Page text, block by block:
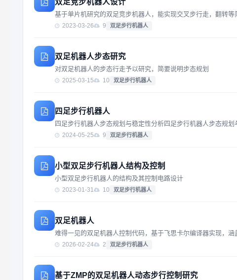
双足竞步机器人设计
基于单片机研究的双足竞步机器人，能实现交叉步行走，翻转等
2023-03-26 9 双足步行机器人
双足机器人步态研究
对双足机器人的步态行走予以研究，简要说明步态规划
2025-03-15 10 双足步行机器人
四足步行机器人
四足步行机器人步态规划与稳定性分析四足步行机器人步态规划
2024-05-25 9 双足步行机器人
小型双足步行机器人结构及控制
小型双足步行机器人的结构及其控制电路设计
2023-01-31 10 双足步行机器人
双足机器人
难得一见的双足机器人控制代码，基于飞思卡尔编译器实现，
2026-02-24 2 双足步行机器人
基于ZMP的双足机器人动态步行控制研究